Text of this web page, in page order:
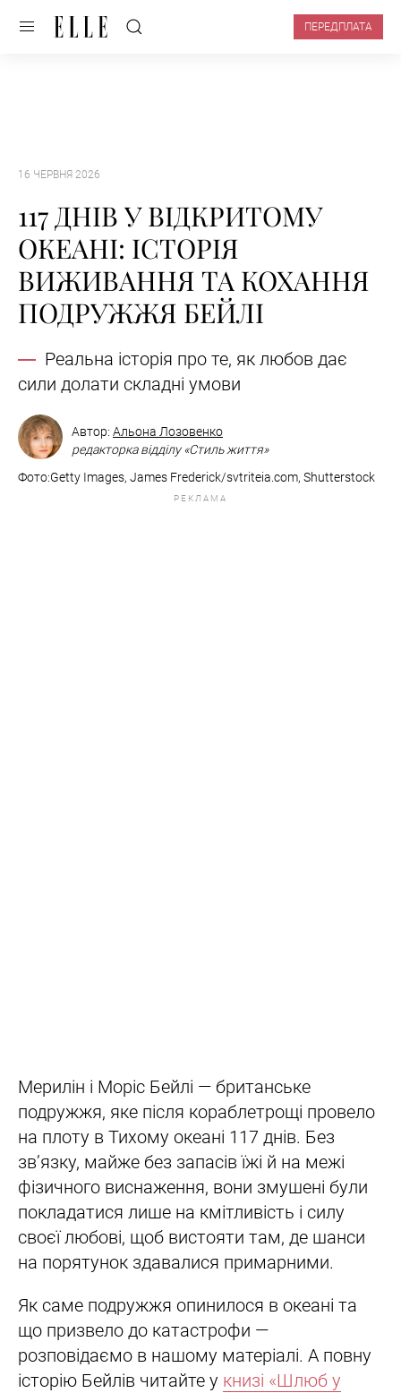
ПЕРЕДПЛАТА
16 ЧЕРВНЯ 2026
117 ДНІВ У ВІДКРИТОМУ
ОКЕАНІ: ІСТОРІЯ
ВИЖИВАННЯ ТА КОХАННЯ
ПОДРУЖЖЯ БЕЙЛІ
Реальна історія про те, як любов дає
сили долати складні умови
Автор: Альона Лозовенко
редакторка відділу «Стиль життя»
Фото:​​Getty Images, James Frederick/svtriteia.com, Shutterstock
РЕКЛАМА
Мерилін і Моріс Бейлі — британське
подружжя, яке після кораблетрощі провело
на плоту в Тихому океані 117 днів. Без
зв’язку, майже без запасів їжі й на межі
фізичного виснаження, вони змушені були
покладатися лише на кмітливість і силу
своєї любові, щоб вистояти там, де шанси
на порятунок здавалися примарними.
Як саме подружжя опинилося в океані та
що призвело до катастрофи —
розповідаємо в нашому матеріалі. А повну
історію Бейлів читайте у книзі «Шлюб у